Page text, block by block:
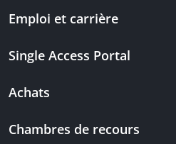
Emploi et carrière
Single Access Portal
Achats
Chambres de recours